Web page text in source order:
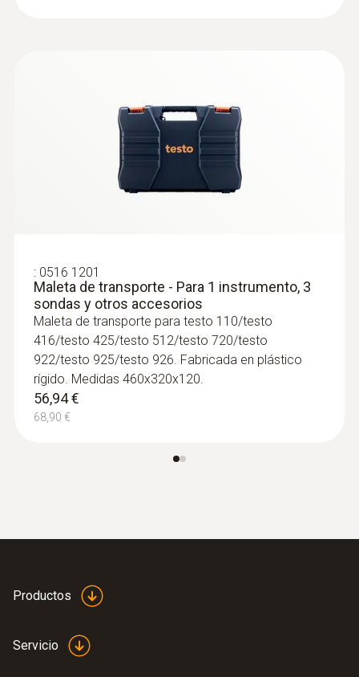
Sondas de nivel de confort
:0602 0743
585,00 €
: 0516 1201
Maleta de transporte - Para 1 instrumento, 3
sondas y otros accesorios
Maleta de transporte para testo 110/testo
416/testo 425/testo 512/testo 720/testo
922/testo 925/testo 926. Fabricada en plástico
rígido. Medidas 460x320x120.
56,94 €
68,90 €
Productos
Servicio